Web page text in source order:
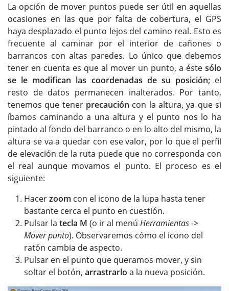
La opción de mover puntos puede ser útil en aquellas
ocasiones en las que por falta de cobertura, el GPS
haya desplazado el punto lejos del camino real. Esto es
frecuente al caminar por el interior de cañones o
barrancos con altas paredes. Lo único que debemos
tener en cuenta es que al mover un punto, a éste sólo
se le modifican las coordenadas de su posición;el
resto de datos permanecen inalterados. Por tanto,
tenemos que tener precaución con la altura, ya que si
íbamos caminando a una altura y el punto nos lo ha
pintado al fondo del barranco o en lo alto del mismo, la
altura se va a quedar con ese valor, por lo que el perfil
de elevación de la ruta puede que no corresponda con
el real aunque movamos el punto. El proceso es el
siguiente:
Hacerzoom con el icono de la lupa hasta tener
bastante cerca el punto en cuestión.
Pulsar la tecla M (o ir al menú Herramientas ->
Mover punto). Observaremos cómo el icono del
ratón cambia de aspecto.
Pulsar en el punto que queramos mover, y sin
soltar el botón, arrastrarlo a la nueva posición.